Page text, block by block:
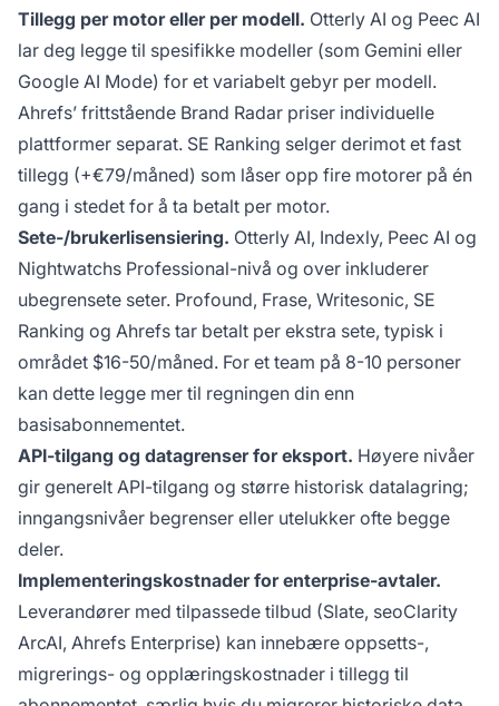
Tillegg per motor eller per modell. Otterly AI og Peec AI
lar deg legge til spesifikke modeller (som Gemini eller
Google AI Mode) for et variabelt gebyr per modell.
Ahrefs’ frittstående Brand Radar priser individuelle
plattformer separat. SE Ranking selger derimot et fast
tillegg (+€79/måned) som låser opp fire motorer på én
gang i stedet for å ta betalt per motor.
Sete-/brukerlisensiering. Otterly AI, Indexly, Peec AI og
Nightwatchs Professional-nivå og over inkluderer
ubegrensete seter. Profound, Frase, Writesonic, SE
Ranking og Ahrefs tar betalt per ekstra sete, typisk i
området $16-50/måned. For et team på 8-10 personer
kan dette legge mer til regningen din enn
basisabonnementet.
API-tilgang og datagrenser for eksport. Høyere nivåer
gir generelt API-tilgang og større historisk datalagring;
inngangsnivåer begrenser eller utelukker ofte begge
deler.
Implementeringskostnader for enterprise-avtaler.
Leverandører med tilpassede tilbud (Slate, seoClarity
ArcAI, Ahrefs Enterprise) kan innebære oppsetts-,
migrerings- og opplæringskostnader i tillegg til